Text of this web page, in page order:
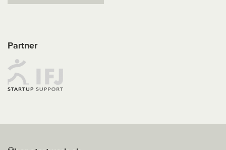
Partner